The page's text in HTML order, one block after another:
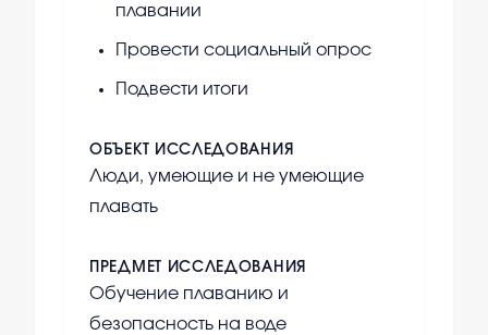
плавании
Провести социальный опрос
Подвести итоги
ОБЪЕКТ ИССЛЕДОВАНИЯ
Люди, умеющие и не умеющие
плавать
ПРЕДМЕТ ИССЛЕДОВАНИЯ
Обучение плаванию и
безопасность на воде